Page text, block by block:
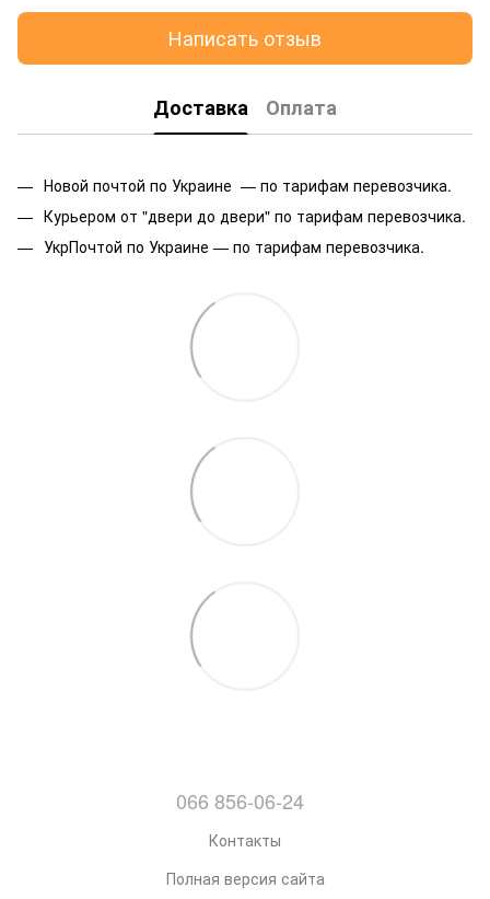
Написать отзыв
Доставка Оплата
Новой почтой по Украине — по тарифам перевозчика.
Курьером от "двери до двери" по тарифам перевозчика.
УкрПочтой по Украине — по тарифам перевозчика.
066 856-06-24
Контакты
Полная версия сайта